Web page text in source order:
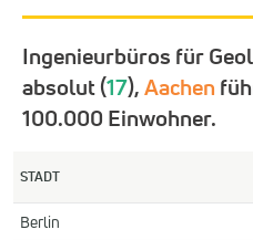
Ingenieurbüros für
absolut (17),Aachen
100.000 Einwohner.
STADT
Berlin